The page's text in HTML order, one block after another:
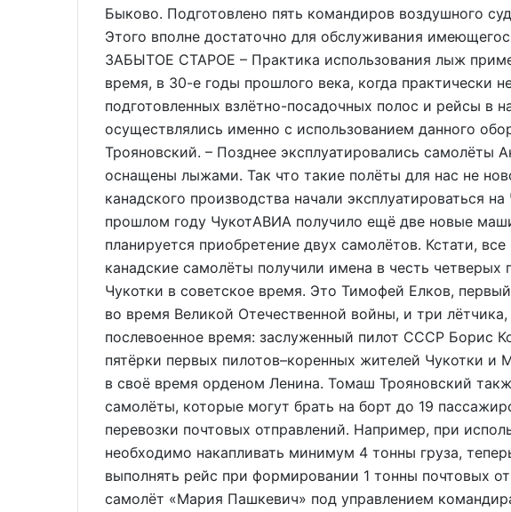
Быково. Подготовлено пять командиров воздушного
Этого вполне достаточно для обслуживания
ЗАБЫТОЕ СТАРОЕ – Практика использования лыж
время, в 30-е годы прошлого века, когда практически
подготовленных взлётно-посадочных полос и рейсы в
осуществлялись именно с использованием данного
Трояновский. – Позднее эксплуатировались самолёты
оснащены лыжами. Так что такие полёты для нас не
канадского производства начали эксплуатироваться
прошлом году ЧукотАВИА получило ещё две новые
планируется приобретение двух самолётов. Кстати,
канадские самолёты получили имена в честь четверых
Чукотки в советское время. Это Тимофей Елков,
во время Великой Отечественной войны, и три
послевоенное время: заслуженный пилот СССР Борис
пятёрки первых пилотов–коренных жителей Чукотки и
в своё время орденом Ленина. Томаш Трояновский
самолёты, которые могут брать на борт до 19
перевозки почтовых отправлений. Например, при
необходимо накапливать минимум 4 тонны груза,
выполнять рейс при формировании 1 тонны почтовых
самолёт «Мария Пашкевич» под управлением